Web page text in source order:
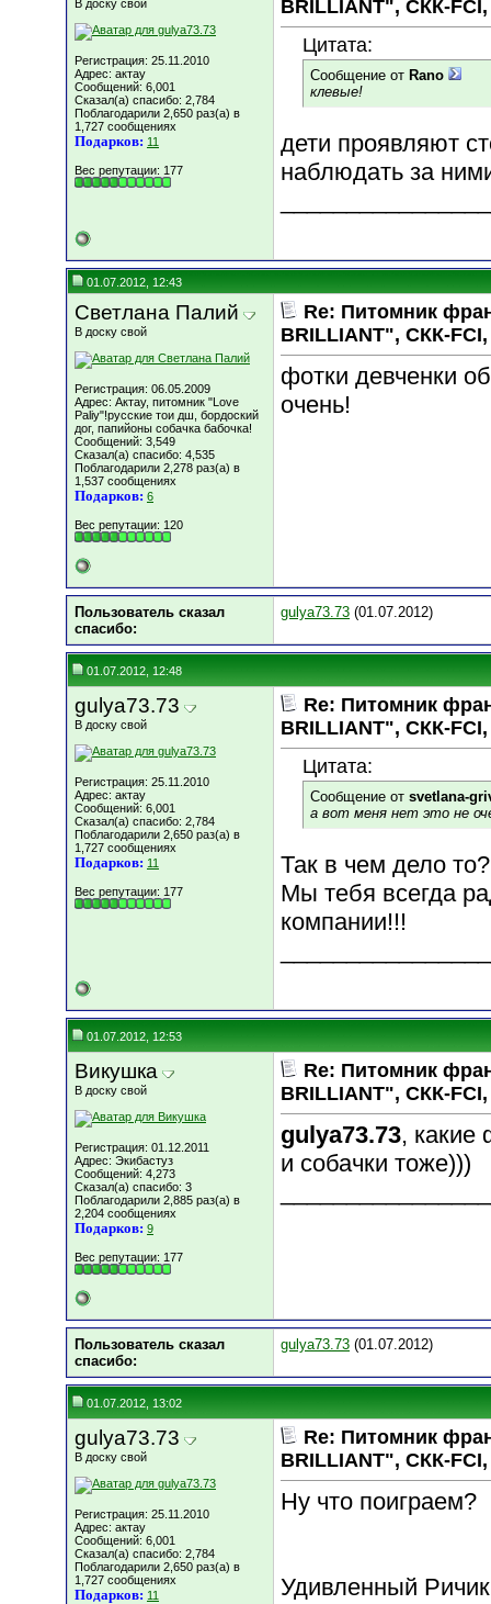
В доску свой
Регистрация: 25.11.2010
Адрес: актау
Сообщений: 6,001
Сказал(а) спасибо: 2,784
Поблагодарили 2,650 раз(а) в
1,727 сообщениях
Подарков: 11
Вес репутации: 177
BRILLIANT", СКК-FCI,
Цитата:
Сообщение от Rano
клевые!
дети проявляют
наблюдать за
01.07.2012, 12:43
Светлана Палий
В доску свой
Регистрация: 06.05.2009
Адрес: Актау, питомник "Love
Paliy"!русские тои дш, бордоский
дог, папийоны собачка бабочка!
Сообщений: 3,549
Сказал(а) спасибо: 4,535
Поблагодарили 2,278 раз(а) в
1,537 сообщениях
Подарков: 6
Вес репутации: 120
Re: Питомник
BRILLIANT", СКК-FCI,
фотки девченки
очень!
Пользователь сказал
cпасибо:
gulya73.73 (01.07.2012)
01.07.2012, 12:48
gulya73.73
В доску свой
Регистрация: 25.11.2010
Адрес: актау
Сообщений: 6,001
Сказал(а) спасибо: 2,784
Поблагодарили 2,650 раз(а) в
1,727 сообщениях
Подарков: 11
Вес репутации: 177
Re: Питомник
BRILLIANT", СКК-FCI,
Цитата:
Сообщение от svetlana-
а вот меня нет это не
Так в чем дело то?
Мы тебя всегда
компании!!!
01.07.2012, 12:53
Викушка
В доску свой
Регистрация: 01.12.2011
Адрес: Экибастуз
Сообщений: 4,273
Сказал(а) спасибо: 3
Поблагодарили 2,885 раз(а) в
2,204 сообщениях
Подарков: 9
Вес репутации: 177
Re: Питомник
BRILLIANT", СКК-FCI,
gulya73.73, какие
и собачки тоже)))
Пользователь сказал
cпасибо:
gulya73.73 (01.07.2012)
01.07.2012, 13:02
gulya73.73
В доску свой
Регистрация: 25.11.2010
Адрес: актау
Сообщений: 6,001
Сказал(а) спасибо: 2,784
Поблагодарили 2,650 раз(а) в
1,727 сообщениях
Подарков: 11
Re: Питомник
BRILLIANT", СКК-FCI,
Ну что поиграем?
Удивленный Ричик